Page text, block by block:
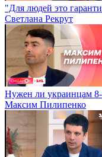
"Для людей это
Светлана Рекрут
Нужен ли украинцам 8-
Максим Пилипенко